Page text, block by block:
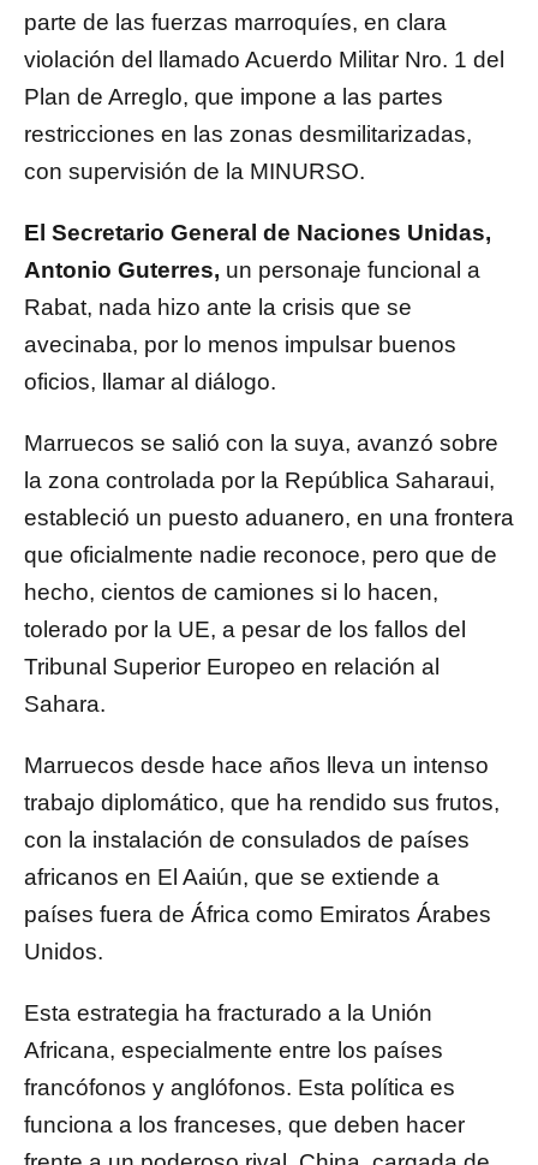
parte de las fuerzas marroquíes, en clara
violación del llamado Acuerdo Militar Nro. 1 del
Plan de Arreglo, que impone a las partes
restricciones en las zonas desmilitarizadas,
con supervisión de la MINURSO.
El Secretario General de Naciones Unidas,
Antonio Guterres, un personaje funcional a
Rabat, nada hizo ante la crisis que se
avecinaba, por lo menos impulsar buenos
oficios, llamar al diálogo.
Marruecos se salió con la suya, avanzó sobre
la zona controlada por la República Saharaui,
estableció un puesto aduanero, en una frontera
que oficialmente nadie reconoce, pero que de
hecho, cientos de camiones si lo hacen,
tolerado por la UE, a pesar de los fallos del
Tribunal Superior Europeo en relación al
Sahara.
Marruecos desde hace años lleva un intenso
trabajo diplomático, que ha rendido sus frutos,
con la instalación de consulados de países
africanos en El Aaiún, que se extiende a
países fuera de África como Emiratos Árabes
Unidos.
Esta estrategia ha fracturado a la Unión
Africana, especialmente entre los países
francófonos y anglófonos. Esta política es
funciona a los franceses, que deben hacer